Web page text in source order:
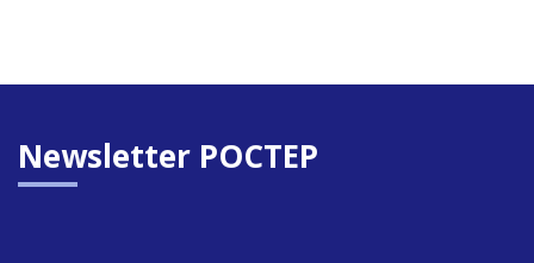
Newsletter POCTEP